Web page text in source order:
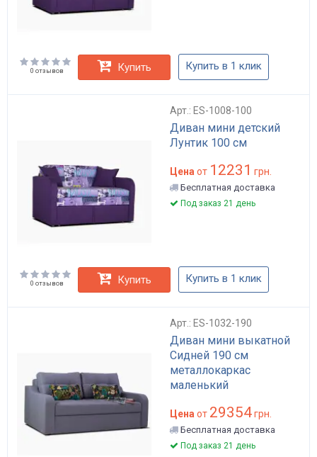
0 отзывов Купить Купить в 1 клик
Арт.: ES-1008-100
Диван мини детский
Лунтик 100 см
Цена от 12231 грн.
Бесплатная доставка
Под заказ 21 день
0 отзывов Купить Купить в 1 клик
Арт.: ES-1032-190
Диван мини выкатной
Сидней 190 см
металлокаркас
маленький
Цена от 29354грн.
Бесплатная доставка
Под заказ 21 день